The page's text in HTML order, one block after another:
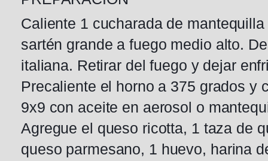
Caliente 1 cucharada de
sartén grande a fuego medio alto.
italiana. Retirar del fuego y dejar
Precaliente el horno a 375 grados y
9x9 con aceite en aerosol o
Agregue el queso ricotta, 1 taza de
queso parmesano, 1 huevo, harina